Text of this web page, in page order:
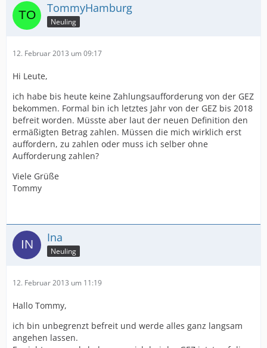
TommyHamburg
Neuling
12. Februar 2013 um 09:17
Hi Leute,
ich habe bis heute keine Zahlungsaufforderung von der GEZ
bekommen. Formal bin ich letztes Jahr von der GEZ bis 2018
befreit worden. Müsste aber laut der neuen Definition den
ermäßigten Betrag zahlen. Müssen die mich wirklich erst
auffordern, zu zahlen oder muss ich selber ohne
Aufforderung zahlen?
Viele Grüße
Tommy
Ina
Neuling
12. Februar 2013 um 11:19
Hallo Tommy,
ich bin unbegrenzt befreit und werde alles ganz langsam
angehen lassen.